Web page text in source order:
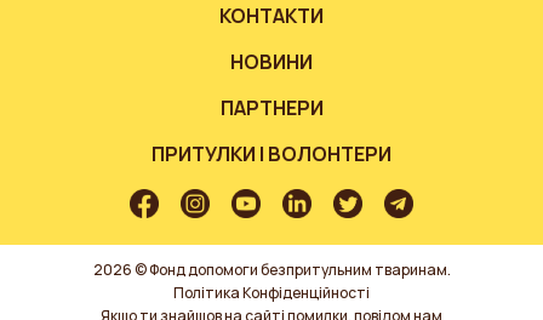
КОНТАКТИ
НОВИНИ
ПАРТНЕРИ
ПРИТУЛКИ І ВОЛОНТЕРИ
2026 © Фонд допомоги безпритульним тваринам.
Політика Конфіденційності
Якщо ти знайшов на сайті помилки, повідом нам